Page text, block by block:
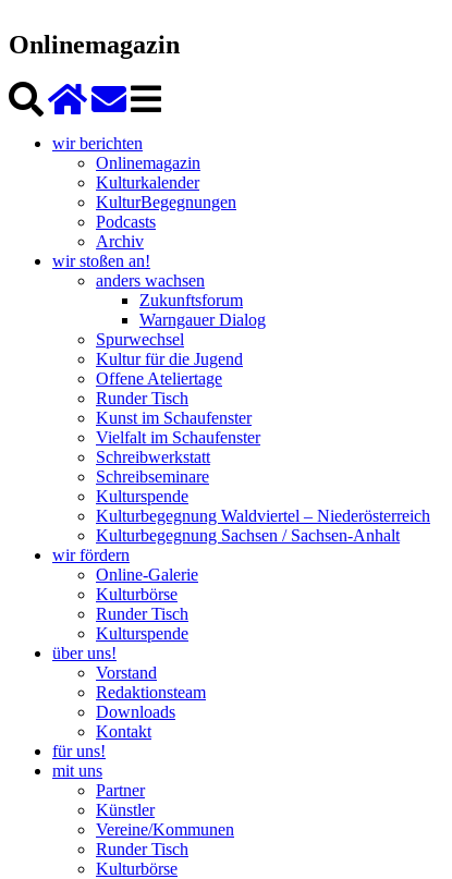
Onlinemagazin
wir berichten
Onlinemagazin
Kulturkalender
KulturBegegnungen
Podcasts
Archiv
wir stoßen an!
anders wachsen
Zukunftsforum
Warngauer Dialog
Spurwechsel
Kultur für die Jugend
Offene Ateliertage
Runder Tisch
Kunst im Schaufenster
Vielfalt im Schaufenster
Schreibwerkstatt
Schreibseminare
Kulturspende
Kulturbegegnung Waldviertel – Niederösterreich
Kulturbegegnung Sachsen / Sachsen-Anhalt
wir fördern
Online-Galerie
Kulturbörse
Runder Tisch
Kulturspende
über uns!
Vorstand
Redaktionsteam
Downloads
Kontakt
für uns!
mit uns
Partner
Künstler
Vereine/Kommunen
Runder Tisch
Kulturbörse